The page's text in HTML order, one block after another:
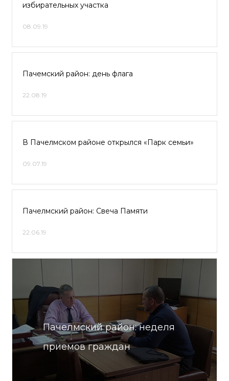
избирательных участка
08.09.19
Пачемский район: день флага
22.08.19
В Пачелмском районе открылся «Парк семьи»
09.07.19
Пачелмский район: Свеча Памяти
22.06.19
Пачелмский район: неделя
приемов граждан